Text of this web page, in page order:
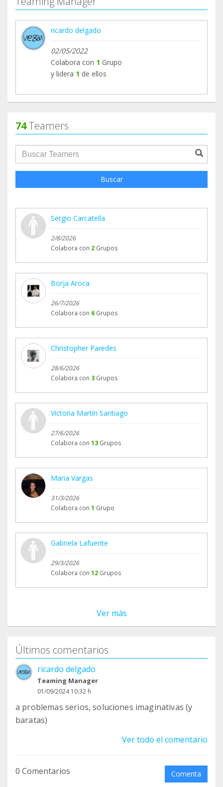
ricardo delgado
02/05/2022
Colabora con 1 Grupo
y lidera 1 de ellos
74Teamers
groupProfile.searchForm.search.text???
Buscar
Sergio Carcatella
2/8/2026
Colabora con 2 Grupos
Borja Aroca
26/7/2026
Colabora con 6 Grupos
Christopher Paredes
28/6/2026
Colabora con 3 Grupos
Victoria Martín Santiago
27/6/2026
Colabora con 13 Grupos
Maria Vargas
31/3/2026
Colabora con 1 Grupo
Gabriela Lafuente
29/3/2026
Colabora con 12 Grupos
Ver más
Últimos comentarios
ricardo delgado
Teaming Manager
01/09/2024 10:32 h
a problemas serios, soluciones imaginativas (y
baratas)
Ver todo el comentario
0 Comentarios Comenta